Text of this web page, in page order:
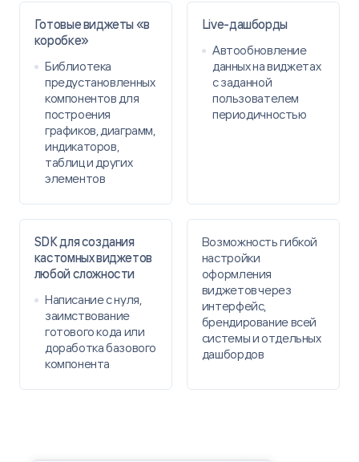
панелей для мониторинга изменения показателей
и динамики достижения целевых показателей
по строительству жилищного фонда, объектов
социальной, транспортной и инженерной
инфраструктуры, освоению инвестиционных
площадок.
РЕЗУЛЬТАТ
направлениям, например: население, жилищный
фонд, объекты социальной, транспортной
и инженерной инфраструктуры. Публикация
дашбордов на портале города.
Polymatica
Готовые виджеты «в
коробке»
Библиотека
предустановленных
компонентов для
построения
графиков, диаграмм,
индикаторов,
таблиц и других
элементов
Live-дашборды
Автообновление
данных на виджетах
с заданной
пользователем
периодичностью
SDK для создания
кастомных виджетов
любой сложности
Написание с нуля,
заимствование
готового кода или
доработка базового
компонента
Возможность гибкой
настройки
оформления
виджетов через
интерфейс,
брендирование всей
системы и отдельных
дашбордов